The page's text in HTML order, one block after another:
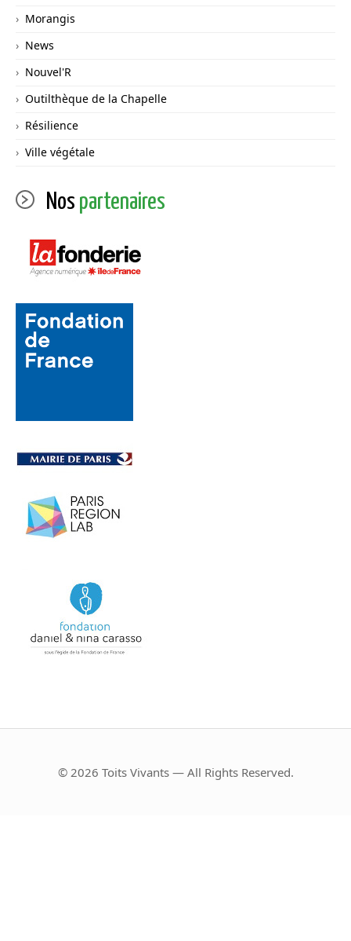
Morangis
News
Nouvel'R
Outilthèque de la Chapelle
Résilience
Ville végétale
Nos partenaires
© 2026 Toits Vivants — All Rights Reserved.